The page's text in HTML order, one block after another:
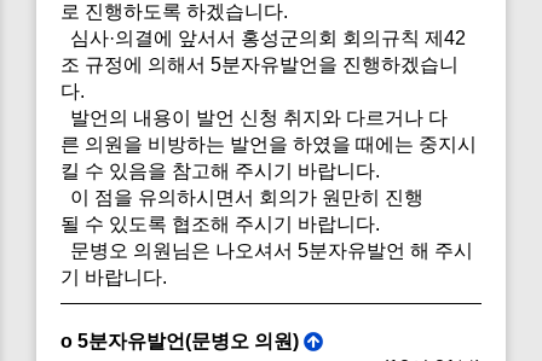
로 진행하도록 하겠습니다.
심사·의결에 앞서서 홍성군의회 회의규칙 제42
조 규정에 의해서 5분자유발언을 진행하겠습니
다.
발언의 내용이 발언 신청 취지와 다르거나 다
른 의원을 비방하는 발언을 하였을 때에는 중지시
킬 수 있음을 참고해 주시기 바랍니다.
이 점을 유의하시면서 회의가 원만히 진행
될 수 있도록 협조해 주시기 바랍니다.
문병오 의원님은 나오셔서 5분자유발언 해 주시
기 바랍니다.
o 5분자유발언(문병오 의원)